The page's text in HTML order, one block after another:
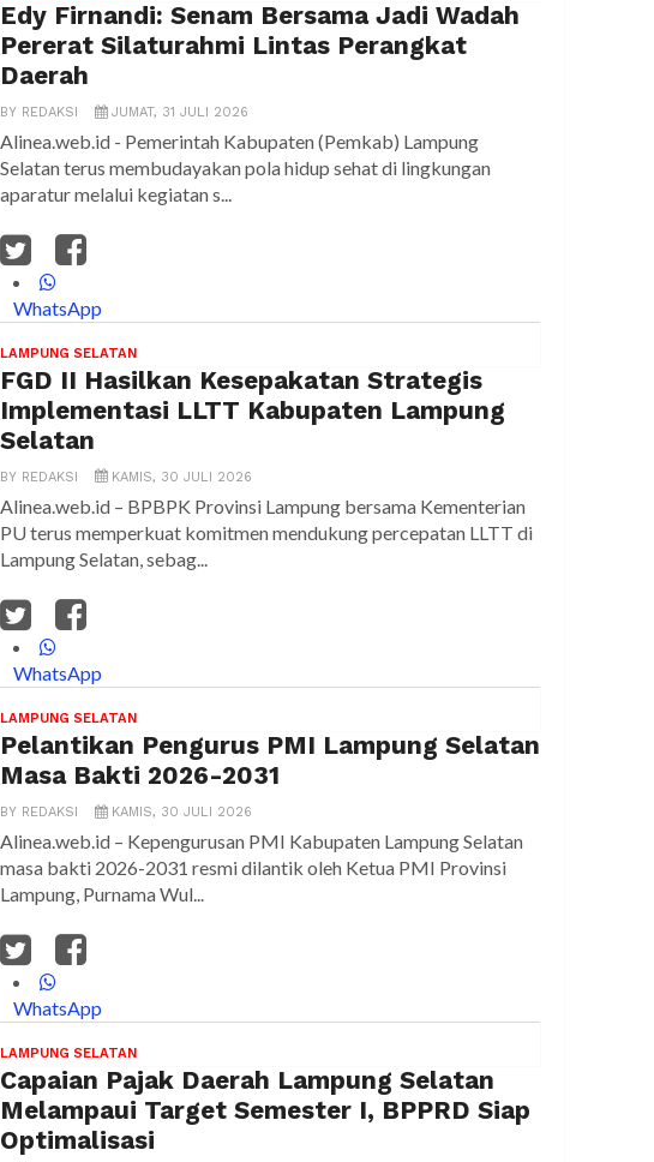
Edy Firnandi: Senam Bersama Jadi Wadah
Pererat Silaturahmi Lintas Perangkat
Daerah
BY REDAKSI JUMAT, 31 JULI 2026
Alinea.web.id - Pemerintah Kabupaten (Pemkab) Lampung
Selatan terus membudayakan pola hidup sehat di lingkungan
aparatur melalui kegiatan s...
WhatsApp
LAMPUNG SELATAN
FGD II Hasilkan Kesepakatan Strategis
Implementasi LLTT Kabupaten Lampung
Selatan
BY REDAKSI KAMIS, 30 JULI 2026
Alinea.web.id – BPBPK Provinsi Lampung bersama Kementerian
PU terus memperkuat komitmen mendukung percepatan LLTT di
Lampung Selatan, sebag...
WhatsApp
LAMPUNG SELATAN
Pelantikan Pengurus PMI Lampung Selatan
Masa Bakti 2026-2031
BY REDAKSI KAMIS, 30 JULI 2026
Alinea.web.id – Kepengurusan PMI Kabupaten Lampung Selatan
masa bakti 2026-2031 resmi dilantik oleh Ketua PMI Provinsi
Lampung, Purnama Wul...
WhatsApp
LAMPUNG SELATAN
Capaian Pajak Daerah Lampung Selatan
Melampaui Target Semester I, BPPRD Siap
Optimalisasi